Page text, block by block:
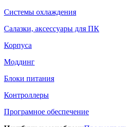
Системы охлаждения
Салазки, аксессуары для ПК
Корпуса
Моддинг
Блоки питания
Контроллеры
Програмное обеспечение